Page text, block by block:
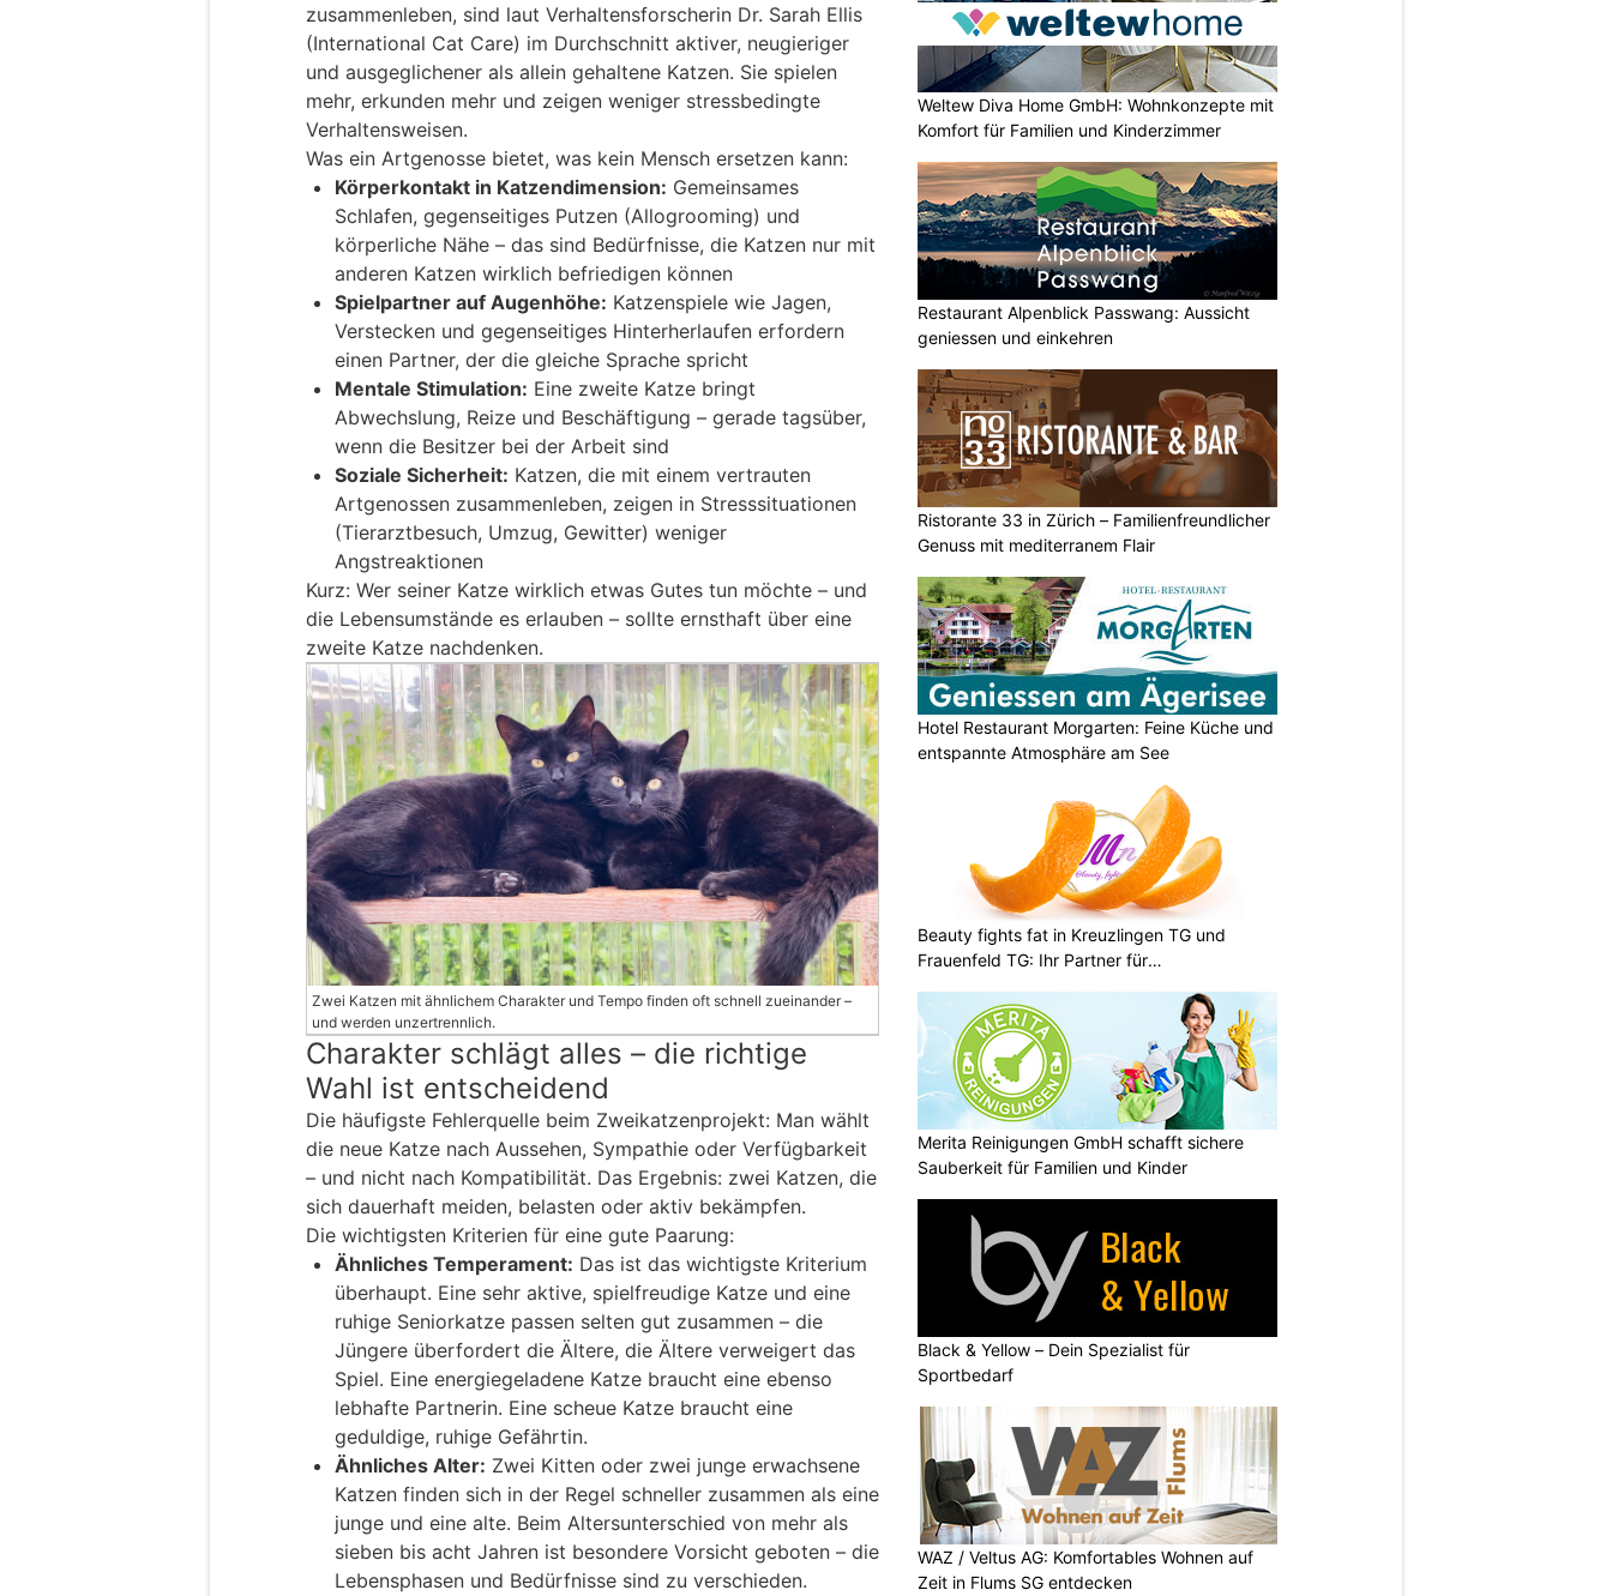
zusammenleben, sind laut Verhaltensforscherin Dr. Sarah Ellis
(International Cat Care) im Durchschnitt aktiver, neugieriger
und ausgeglichener als allein gehaltene Katzen. Sie spielen
mehr, erkunden mehr und zeigen weniger stressbedingte
Verhaltensweisen.
Was ein Artgenosse bietet, was kein Mensch ersetzen kann:
Körperkontakt in Katzendimension: Gemeinsames
Schlafen, gegenseitiges Putzen (Allogrooming) und
körperliche Nähe – das sind Bedürfnisse, die Katzen nur mit
anderen Katzen wirklich befriedigen können
Spielpartner auf Augenhöhe: Katzenspiele wie Jagen,
Verstecken und gegenseitiges Hinterherlaufen erfordern
einen Partner, der die gleiche Sprache spricht
Mentale Stimulation: Eine zweite Katze bringt
Abwechslung, Reize und Beschäftigung – gerade tagsüber,
wenn die Besitzer bei der Arbeit sind
Soziale Sicherheit: Katzen, die mit einem vertrauten
Artgenossen zusammenleben, zeigen in Stresssituationen
(Tierarztbesuch, Umzug, Gewitter) weniger
Angstreaktionen
Kurz: Wer seiner Katze wirklich etwas Gutes tun möchte – und
die Lebensumstände es erlauben – sollte ernsthaft über eine
zweite Katze nachdenken.
Zwei Katzen mit ähnlichem Charakter und Tempo finden oft schnell zueinander –
und werden unzertrennlich.
Charakter schlägt alles – die richtige
Wahl ist entscheidend
Die häufigste Fehlerquelle beim Zweikatzenprojekt: Man wählt
die neue Katze nach Aussehen, Sympathie oder Verfügbarkeit
– und nicht nach Kompatibilität. Das Ergebnis: zwei Katzen, die
sich dauerhaft meiden, belasten oder aktiv bekämpfen.
Die wichtigsten Kriterien für eine gute Paarung:
Ähnliches Temperament: Das ist das wichtigste Kriterium
überhaupt. Eine sehr aktive, spielfreudige Katze und eine
ruhige Seniorkatze passen selten gut zusammen – die
Jüngere überfordert die Ältere, die Ältere verweigert das
Spiel. Eine energiegeladene Katze braucht eine ebenso
lebhafte Partnerin. Eine scheue Katze braucht eine
geduldige, ruhige Gefährtin.
Ähnliches Alter: Zwei Kitten oder zwei junge erwachsene
Katzen finden sich in der Regel schneller zusammen als eine
junge und eine alte. Beim Altersunterschied von mehr als
sieben bis acht Jahren ist besondere Vorsicht geboten – die
Lebensphasen und Bedürfnisse sind zu verschieden.
Weltew Diva Home GmbH: Wohnkonzepte mit
Komfort für Familien und Kinderzimmer
Restaurant Alpenblick Passwang: Aussicht
geniessen und einkehren
Ristorante 33 in Zürich – Familienfreundlicher
Genuss mit mediterranem Flair
Hotel Restaurant Morgarten: Feine Küche und
entspannte Atmosphäre am See
Beauty fights fat in Kreuzlingen TG und
Frauenfeld TG: Ihr Partner für
Merita Reinigungen GmbH schafft sichere
Sauberkeit für Familien und Kinder
Black & Yellow – Dein Spezialist für
Sportbedarf
WAZ / Veltus AG: Komfortables Wohnen auf
Zeit in Flums SG entdecken